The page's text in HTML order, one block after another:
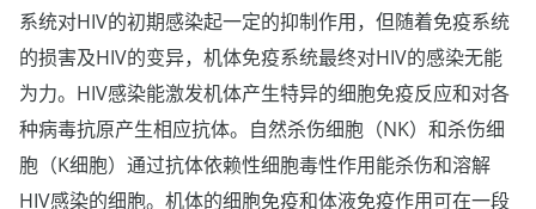
系统对HIV的初期感染起一定的抑制作用，但随着免疫系统
的损害及HIV的变异，机体免疫系统最终对HIV的感染无能
为力。HIV感染能激发机体产生特异的细胞免疫反应和对各
种病毒抗原产生相应抗体。自然杀伤细胞（NK）和杀伤细
胞（K细胞）通过抗体依赖性细胞毒性作用能杀伤和溶解
HIV感染的细胞。机体的细胞免疫和体液免疫作用可在一段